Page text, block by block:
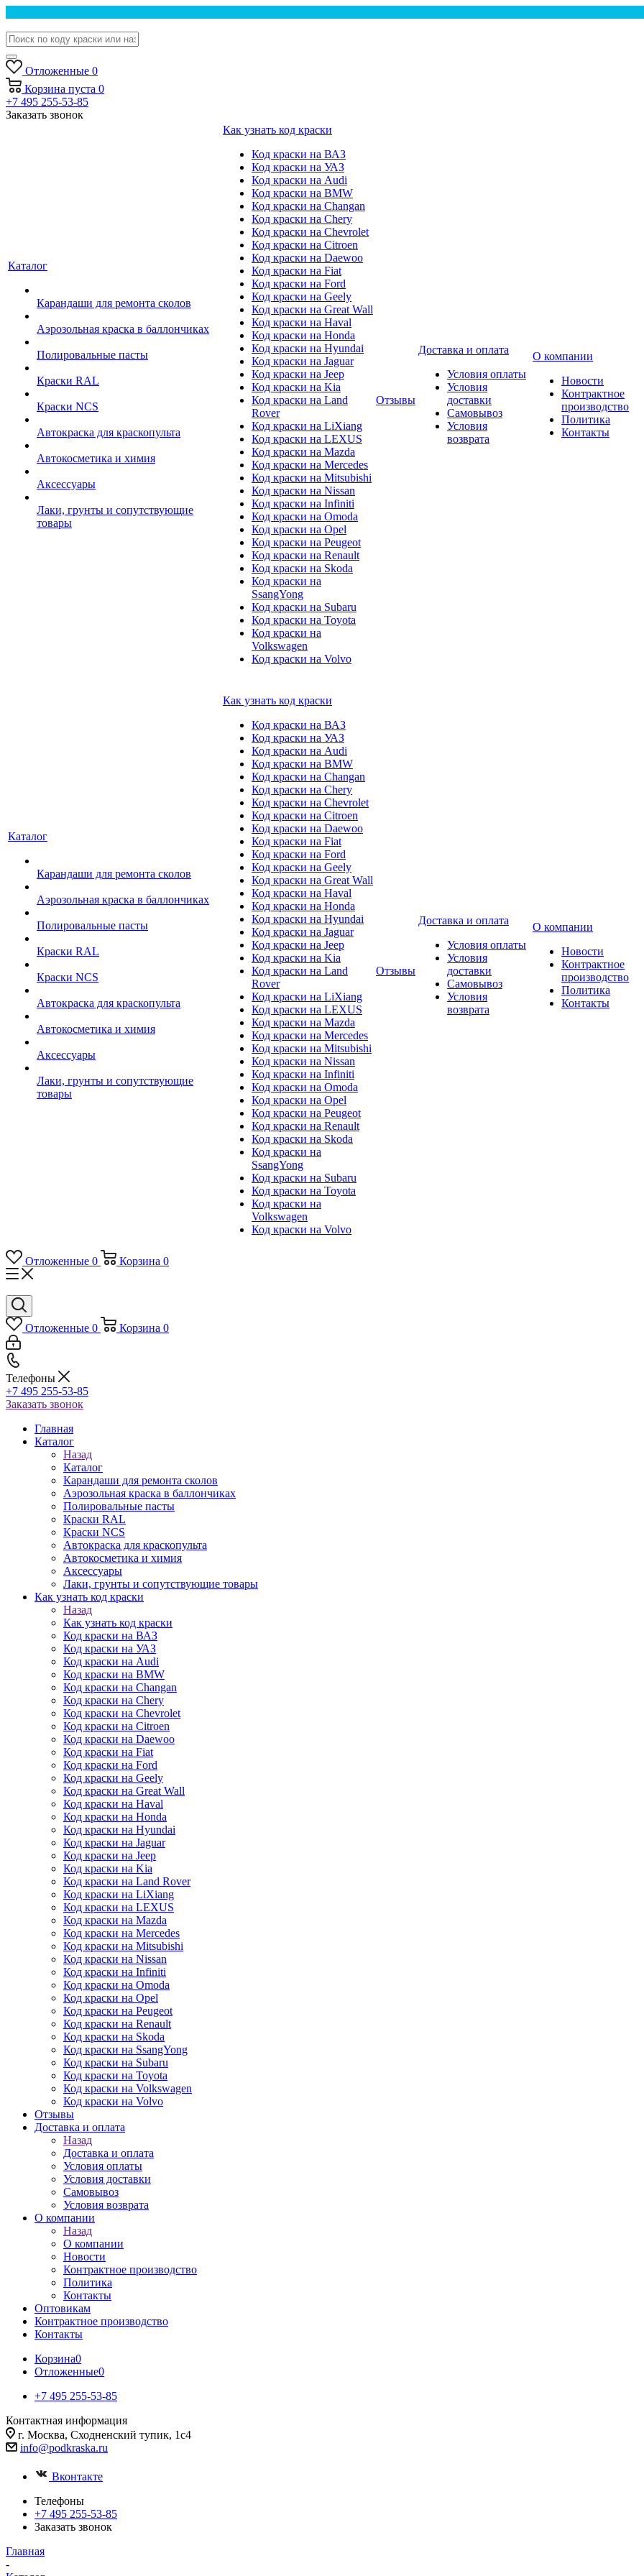
Отложенные 0
Корзина пуста 0
+7 495 255-53-85
Заказать звонок
Каталог
Карандаши для ремонта сколов
Аэрозольная краска в баллончиках
Полировальные пасты
Краски RAL
Краски NCS
Автокраска для краскопульта
Автокосметика и химия
Аксессуары
Лаки, грунты и сопутствующие
товары
Как узнать код краски
Код краски на ВАЗ
Код краски на УАЗ
Код краски на Audi
Код краски на BMW
Код краски на Changan
Код краски на Chery
Код краски на Chevrolet
Код краски на Citroen
Код краски на Daewoo
Код краски на Fiat
Код краски на Ford
Код краски на Geely
Код краски на Great Wall
Код краски на Haval
Код краски на Honda
Код краски на Hyundai
Код краски на Jaguar
Код краски на Jeep
Код краски на Kia
Код краски на Land
Rover
Код краски на LiXiang
Код краски на LEXUS
Код краски на Mazda
Код краски на Mercedes
Код краски на Mitsubishi
Код краски на Nissan
Код краски на Infiniti
Код краски на Omoda
Код краски на Opel
Код краски на Peugeot
Код краски на Renault
Код краски на Skoda
Код краски на
SsangYong
Код краски на Subaru
Код краски на Toyota
Код краски на
Volkswagen
Код краски на Volvo
Отзывы
Доставка и оплата
Условия оплаты
Условия
доставки
Самовывоз
Условия
возврата
О компании
Новости
Контрактное
производство
Политика
Контакты
Каталог
Карандаши для ремонта сколов
Аэрозольная краска в баллончиках
Полировальные пасты
Краски RAL
Краски NCS
Автокраска для краскопульта
Автокосметика и химия
Аксессуары
Лаки, грунты и сопутствующие
товары
Как узнать код краски
Код краски на ВАЗ
Код краски на УАЗ
Код краски на Audi
Код краски на BMW
Код краски на Changan
Код краски на Chery
Код краски на Chevrolet
Код краски на Citroen
Код краски на Daewoo
Код краски на Fiat
Код краски на Ford
Код краски на Geely
Код краски на Great Wall
Код краски на Haval
Код краски на Honda
Код краски на Hyundai
Код краски на Jaguar
Код краски на Jeep
Код краски на Kia
Код краски на Land
Rover
Код краски на LiXiang
Код краски на LEXUS
Код краски на Mazda
Код краски на Mercedes
Код краски на Mitsubishi
Код краски на Nissan
Код краски на Infiniti
Код краски на Omoda
Код краски на Opel
Код краски на Peugeot
Код краски на Renault
Код краски на Skoda
Код краски на
SsangYong
Код краски на Subaru
Код краски на Toyota
Код краски на
Volkswagen
Код краски на Volvo
Отзывы
Доставка и оплата
Условия оплаты
Условия
доставки
Самовывоз
Условия
возврата
О компании
Новости
Контрактное
производство
Политика
Контакты
Отложенные 0 Корзина 0
Отложенные 0 Корзина 0
Телефоны
+7 495 255-53-85
Заказать звонок
Главная
Каталог
Назад
Каталог
Карандаши для ремонта сколов
Аэрозольная краска в баллончиках
Полировальные пасты
Краски RAL
Краски NCS
Автокраска для краскопульта
Автокосметика и химия
Аксессуары
Лаки, грунты и сопутствующие товары
Как узнать код краски
Назад
Как узнать код краски
Код краски на ВАЗ
Код краски на УАЗ
Код краски на Audi
Код краски на BMW
Код краски на Changan
Код краски на Chery
Код краски на Chevrolet
Код краски на Citroen
Код краски на Daewoo
Код краски на Fiat
Код краски на Ford
Код краски на Geely
Код краски на Great Wall
Код краски на Haval
Код краски на Honda
Код краски на Hyundai
Код краски на Jaguar
Код краски на Jeep
Код краски на Kia
Код краски на Land Rover
Код краски на LiXiang
Код краски на LEXUS
Код краски на Mazda
Код краски на Mercedes
Код краски на Mitsubishi
Код краски на Nissan
Код краски на Infiniti
Код краски на Omoda
Код краски на Opel
Код краски на Peugeot
Код краски на Renault
Код краски на Skoda
Код краски на SsangYong
Код краски на Subaru
Код краски на Toyota
Код краски на Volkswagen
Код краски на Volvo
Отзывы
Доставка и оплата
Назад
Доставка и оплата
Условия оплаты
Условия доставки
Самовывоз
Условия возврата
О компании
Назад
О компании
Новости
Контрактное производство
Политика
Контакты
Оптовикам
Контрактное производство
Контакты
Корзина0
Отложенные0
+7 495 255-53-85
Контактная информация
г. Москва, Сходненский тупик, 1с4
info@podkraska.ru
Вконтакте
Телефоны
+7 495 255-53-85
Заказать звонок
Главная
-